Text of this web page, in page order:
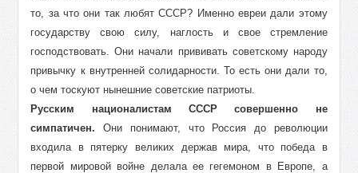
то, за что они так любят СССР? Именно евреи дали этому
государству свою силу, наглость и свое стремление
господствовать. Они начали прививать советскому народу
привычку к внутренней солидарности. То есть они дали то,
о чем тоскуют нынешние советские патриоты.
Русским националистам СССР совершенно не
симпатичен. Они понимают, что Россия до революции
входила в пятерку великих держав мира, что победа в
первой мировой войне делала ее гегемоном в Европе, а